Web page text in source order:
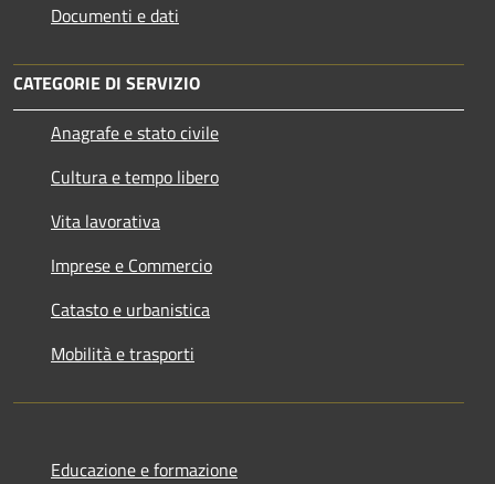
Documenti e dati
CATEGORIE DI SERVIZIO
Anagrafe e stato civile
Cultura e tempo libero
Vita lavorativa
Imprese e Commercio
Catasto e urbanistica
Mobilità e trasporti
Educazione e formazione